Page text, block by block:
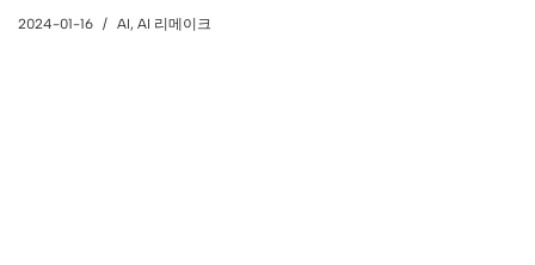
2024-01-16 AI, AI 리메이크